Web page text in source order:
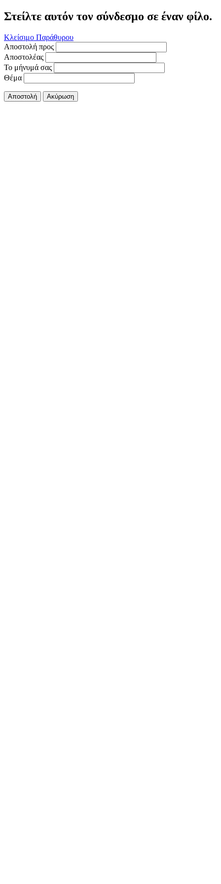
Στείλτε αυτόν τον σύνδεσμο σε έναν φίλο.
Κλείσιμο Παράθυρου
Αποστολή προς
Αποστολέας
Το μήνυμά σας
Θέμα
Αποστολή Ακύρωση